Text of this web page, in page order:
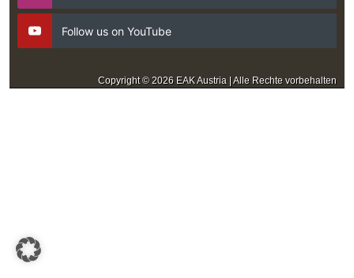
Follow us on YouTube
Copyright © 2026 EAK Austria | Alle Rechte vorbehalten